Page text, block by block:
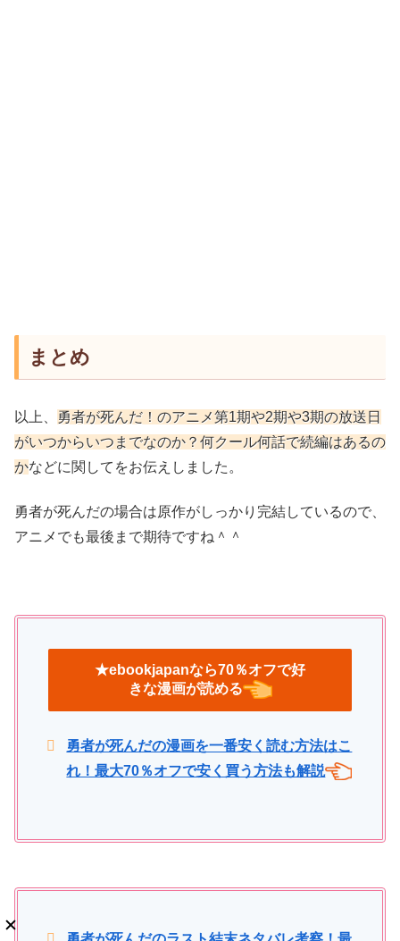
まとめ
以上、
勇者が死んだ！のアニメ第1期や2期や3期の放送日
がいつからいつまでなのか？何クール何話で続編はあるの
かなどに関してをお伝えしました。
勇者が死んだの場合は原作がしっかり完結しているので、
アニメでも最後まで期待ですね＾＾
★ebookjapanなら70％オフで好
きな漫画が読める
勇者が死んだの漫画を一番安く読む方法はこ
れ！最大70％オフで安く買う方法も解説